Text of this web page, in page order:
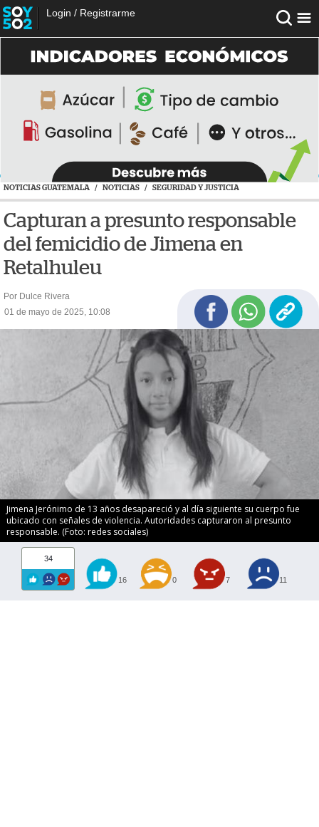
Login / Registrarme
NOTICIAS GUATEMALA / NOTICIAS / SEGURIDAD Y JUSTICIA
Capturan a presunto responsable
del femicidio de Jimena en
Retalhuleu
Por Dulce Rivera
01 de mayo de 2025, 10:08
Jimena Jerónimo de 13 años desapareció y al día siguiente su cuerpo fue
ubicado con señales de violencia. Autoridades capturaron al presunto
responsable. (Foto: redes sociales)
34
16 0 7 11